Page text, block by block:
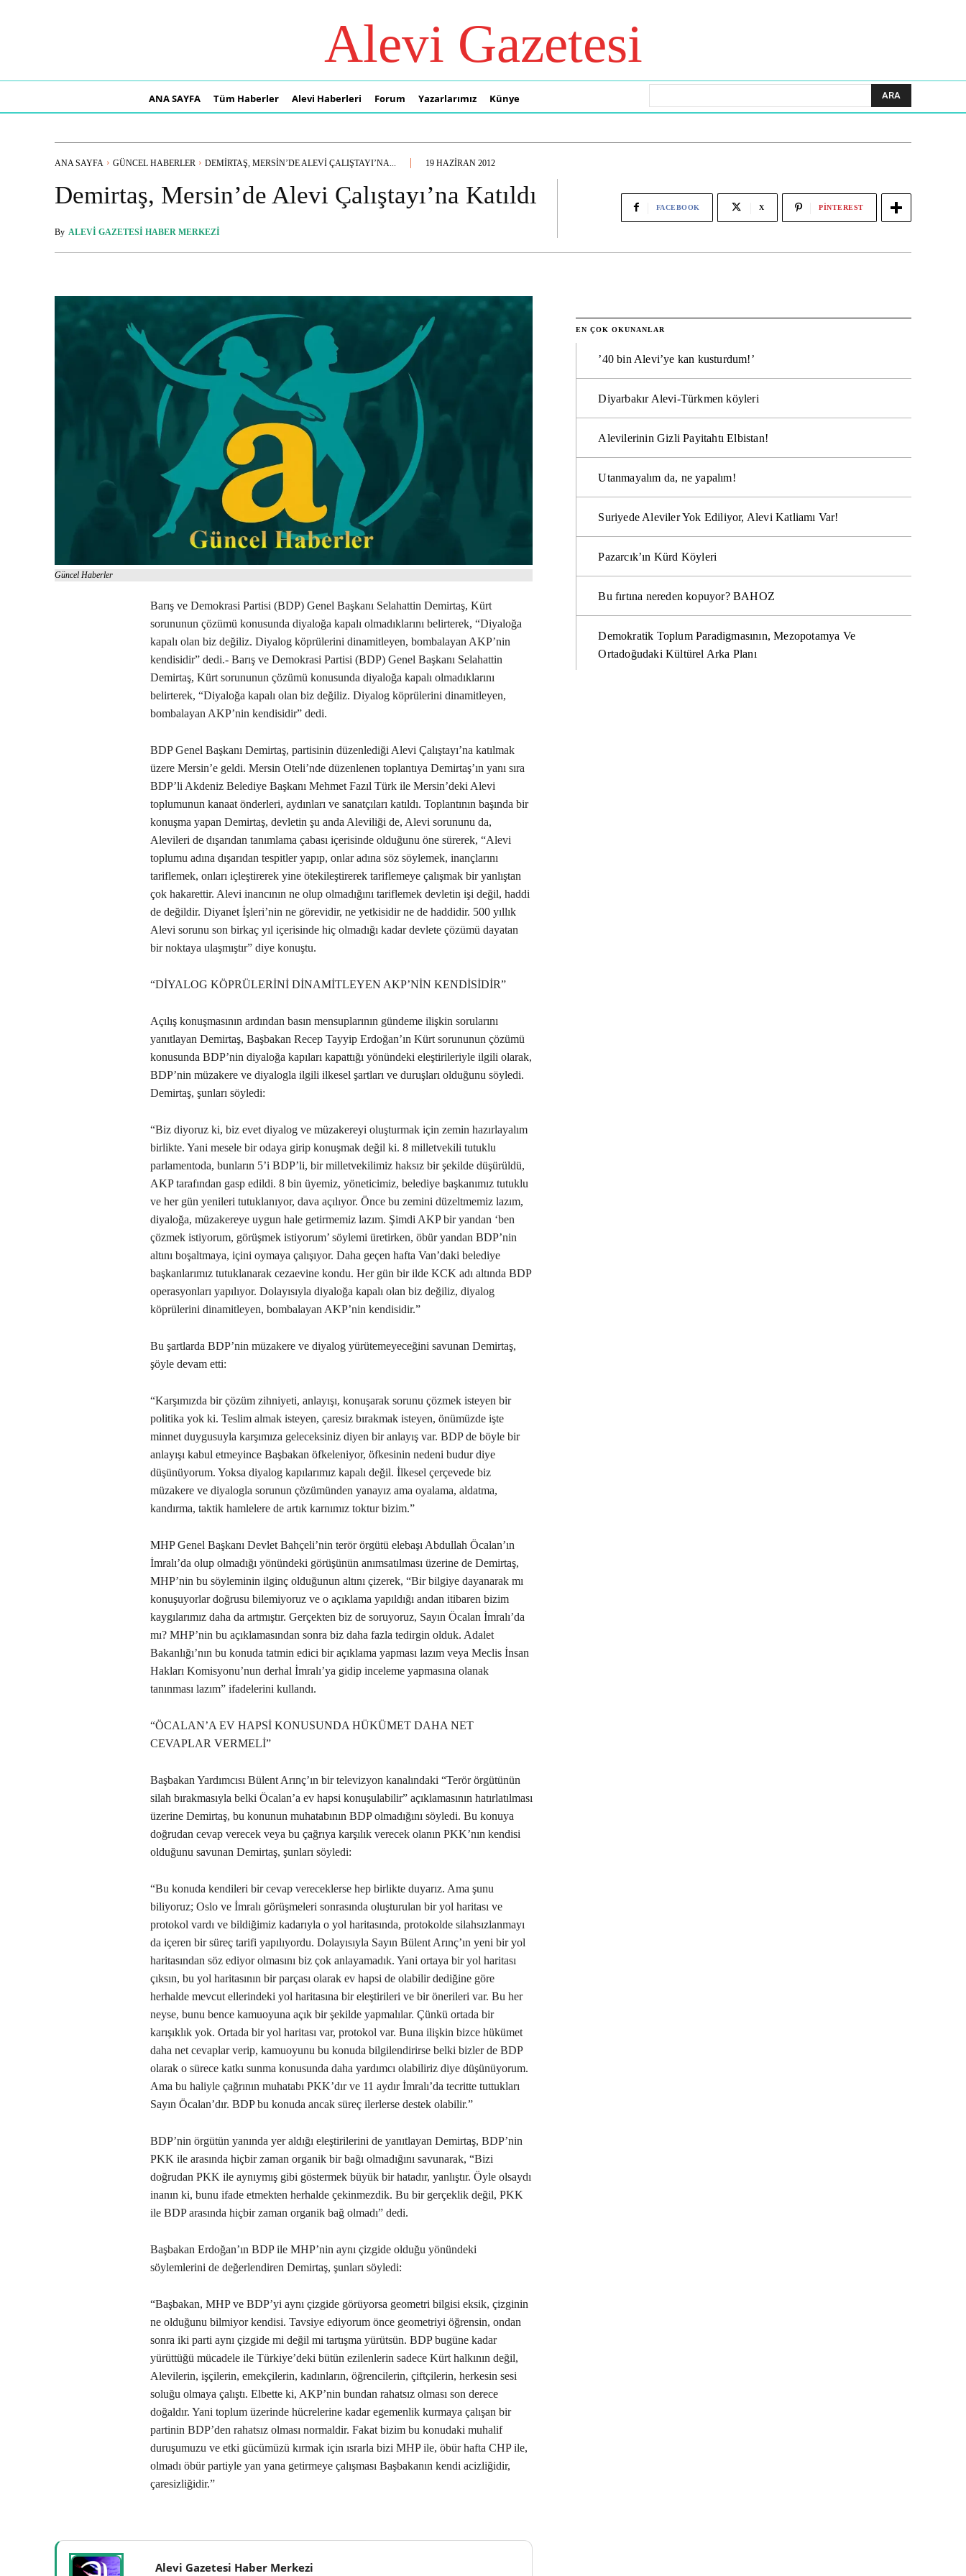
Alevi Gazetesi
ANA SAYFA Tüm Haberler Alevi Haberleri Forum Yazarlarımız Künye ARA
ANA SAYFA GÜNCEL HABERLER DEMIRTAŞ, MERSIN’DE ALEVI ÇALIŞTAYI’NA... 19 HAZIRAN 2012
Demirtaş, Mersin’de Alevi Çalıştayı’na Katıldı
By ALEVI GAZETESI HABER MERKEZI
FACEBOOK X PINTEREST
Güncel Haberler
Barış ve Demokrasi Partisi (BDP) Genel Başkanı Selahattin Demirtaş, Kürt
sorununun çözümü konusunda diyaloğa kapalı olmadıklarını belirterek, “Diyaloğa
kapalı olan biz değiliz. Diyalog köprülerini dinamitleyen, bombalayan AKP’nin
kendisidir” dedi.- Barış ve Demokrasi Partisi (BDP) Genel Başkanı Selahattin
Demirtaş, Kürt sorununun çözümü konusunda diyaloğa kapalı olmadıklarını
belirterek, “Diyaloğa kapalı olan biz değiliz. Diyalog köprülerini dinamitleyen,
bombalayan AKP’nin kendisidir” dedi.
BDP Genel Başkanı Demirtaş, partisinin düzenlediği Alevi Çalıştayı’na katılmak
üzere Mersin’e geldi. Mersin Oteli’nde düzenlenen toplantıya Demirtaş’ın yanı sıra
BDP’li Akdeniz Belediye Başkanı Mehmet Fazıl Türk ile Mersin’deki Alevi
toplumunun kanaat önderleri, aydınları ve sanatçıları katıldı. Toplantının başında bir
konuşma yapan Demirtaş, devletin şu anda Aleviliği de, Alevi sorununu da,
Alevileri de dışarıdan tanımlama çabası içerisinde olduğunu öne sürerek, “Alevi
toplumu adına dışarıdan tespitler yapıp, onlar adına söz söylemek, inançlarını
tariflemek, onları içleştirerek yine ötekileştirerek tariflemeye çalışmak bir yanlıştan
çok hakarettir. Alevi inancının ne olup olmadığını tariflemek devletin işi değil, haddi
de değildir. Diyanet İşleri’nin ne görevidir, ne yetkisidir ne de haddidir. 500 yıllık
Alevi sorunu son birkaç yıl içerisinde hiç olmadığı kadar devlete çözümü dayatan
bir noktaya ulaşmıştır” diye konuştu.
“DİYALOG KÖPRÜLERİNİ DİNAMİTLEYEN AKP’NİN KENDİSİDİR”
Açılış konuşmasının ardından basın mensuplarının gündeme ilişkin sorularını
yanıtlayan Demirtaş, Başbakan Recep Tayyip Erdoğan’ın Kürt sorununun çözümü
konusunda BDP’nin diyaloğa kapıları kapattığı yönündeki eleştirileriyle ilgili olarak,
BDP’nin müzakere ve diyalogla ilgili ilkesel şartları ve duruşları olduğunu söyledi.
Demirtaş, şunları söyledi:
“Biz diyoruz ki, biz evet diyalog ve müzakereyi oluşturmak için zemin hazırlayalım
birlikte. Yani mesele bir odaya girip konuşmak değil ki. 8 milletvekili tutuklu
parlamentoda, bunların 5’i BDP’li, bir milletvekilimiz haksız bir şekilde düşürüldü,
AKP tarafından gasp edildi. 8 bin üyemiz, yöneticimiz, belediye başkanımız tutuklu
ve her gün yenileri tutuklanıyor, dava açılıyor. Önce bu zemini düzeltmemiz lazım,
diyaloğa, müzakereye uygun hale getirmemiz lazım. Şimdi AKP bir yandan ‘ben
çözmek istiyorum, görüşmek istiyorum’ söylemi üretirken, öbür yandan BDP’nin
altını boşaltmaya, içini oymaya çalışıyor. Daha geçen hafta Van’daki belediye
başkanlarımız tutuklanarak cezaevine kondu. Her gün bir ilde KCK adı altında BDP
operasyonları yapılıyor. Dolayısıyla diyaloğa kapalı olan biz değiliz, diyalog
köprülerini dinamitleyen, bombalayan AKP’nin kendisidir.”
Bu şartlarda BDP’nin müzakere ve diyalog yürütemeyeceğini savunan Demirtaş,
şöyle devam etti:
“Karşımızda bir çözüm zihniyeti, anlayışı, konuşarak sorunu çözmek isteyen bir
politika yok ki. Teslim almak isteyen, çaresiz bırakmak isteyen, önümüzde işte
minnet duygusuyla karşımıza geleceksiniz diyen bir anlayış var. BDP de böyle bir
anlayışı kabul etmeyince Başbakan öfkeleniyor, öfkesinin nedeni budur diye
düşünüyorum. Yoksa diyalog kapılarımız kapalı değil. İlkesel çerçevede biz
müzakere ve diyalogla sorunun çözümünden yanayız ama oyalama, aldatma,
kandırma, taktik hamlelere de artık karnımız toktur bizim.”
MHP Genel Başkanı Devlet Bahçeli’nin terör örgütü elebaşı Abdullah Öcalan’ın
İmralı’da olup olmadığı yönündeki görüşünün anımsatılması üzerine de Demirtaş,
MHP’nin bu söyleminin ilginç olduğunun altını çizerek, “Bir bilgiye dayanarak mı
konuşuyorlar doğrusu bilemiyoruz ve o açıklama yapıldığı andan itibaren bizim
kaygılarımız daha da artmıştır. Gerçekten biz de soruyoruz, Sayın Öcalan İmralı’da
mı? MHP’nin bu açıklamasından sonra biz daha fazla tedirgin olduk. Adalet
Bakanlığı’nın bu konuda tatmin edici bir açıklama yapması lazım veya Meclis İnsan
Hakları Komisyonu’nun derhal İmralı’ya gidip inceleme yapmasına olanak
tanınması lazım” ifadelerini kullandı.
“ÖCALAN’A EV HAPSİ KONUSUNDA HÜKÜMET DAHA NET
CEVAPLAR VERMELİ”
Başbakan Yardımcısı Bülent Arınç’ın bir televizyon kanalındaki “Terör örgütünün
silah bırakmasıyla belki Öcalan’a ev hapsi konuşulabilir” açıklamasının hatırlatılması
üzerine Demirtaş, bu konunun muhatabının BDP olmadığını söyledi. Bu konuya
doğrudan cevap verecek veya bu çağrıya karşılık verecek olanın PKK’nın kendisi
olduğunu savunan Demirtaş, şunları söyledi:
“Bu konuda kendileri bir cevap vereceklerse hep birlikte duyarız. Ama şunu
biliyoruz; Oslo ve İmralı görüşmeleri sonrasında oluşturulan bir yol haritası ve
protokol vardı ve bildiğimiz kadarıyla o yol haritasında, protokolde silahsızlanmayı
da içeren bir süreç tarifi yapılıyordu. Dolayısıyla Sayın Bülent Arınç’ın yeni bir yol
haritasından söz ediyor olmasını biz çok anlayamadık. Yani ortaya bir yol haritası
çıksın, bu yol haritasının bir parçası olarak ev hapsi de olabilir dediğine göre
herhalde mevcut ellerindeki yol haritasına bir eleştirileri ve bir önerileri var. Bu her
neyse, bunu bence kamuoyuna açık bir şekilde yapmalılar. Çünkü ortada bir
karışıklık yok. Ortada bir yol haritası var, protokol var. Buna ilişkin bizce hükümet
daha net cevaplar verip, kamuoyunu bu konuda bilgilendirirse belki bizler de BDP
olarak o sürece katkı sunma konusunda daha yardımcı olabiliriz diye düşünüyorum.
Ama bu haliyle çağrının muhatabı PKK’dır ve 11 aydır İmralı’da tecritte tuttukları
Sayın Öcalan’dır. BDP bu konuda ancak süreç ilerlerse destek olabilir.”
BDP’nin örgütün yanında yer aldığı eleştirilerini de yanıtlayan Demirtaş, BDP’nin
PKK ile arasında hiçbir zaman organik bir bağı olmadığını savunarak, “Bizi
doğrudan PKK ile aynıymış gibi göstermek büyük bir hatadır, yanlıştır. Öyle olsaydı
inanın ki, bunu ifade etmekten herhalde çekinmezdik. Bu bir gerçeklik değil, PKK
ile BDP arasında hiçbir zaman organik bağ olmadı” dedi.
Başbakan Erdoğan’ın BDP ile MHP’nin aynı çizgide olduğu yönündeki
söylemlerini de değerlendiren Demirtaş, şunları söyledi:
“Başbakan, MHP ve BDP’yi aynı çizgide görüyorsa geometri bilgisi eksik, çizginin
ne olduğunu bilmiyor kendisi. Tavsiye ediyorum önce geometriyi öğrensin, ondan
sonra iki parti aynı çizgide mi değil mi tartışma yürütsün. BDP bugüne kadar
yürüttüğü mücadele ile Türkiye’deki bütün ezilenlerin sadece Kürt halkının değil,
Alevilerin, işçilerin, emekçilerin, kadınların, öğrencilerin, çiftçilerin, herkesin sesi
soluğu olmaya çalıştı. Elbette ki, AKP’nin bundan rahatsız olması son derece
doğaldır. Yani toplum üzerinde hücrelerine kadar egemenlik kurmaya çalışan bir
partinin BDP’den rahatsız olması normaldir. Fakat bizim bu konudaki muhalif
duruşumuzu ve etki gücümüzü kırmak için ısrarla bizi MHP ile, öbür hafta CHP ile,
olmadı öbür partiyle yan yana getirmeye çalışması Başbakanın kendi acizliğidir,
çaresizliğidir.”
Alevi Gazetesi Haber Merkezi
EN ÇOK OKUNANLAR
’40 bin Alevi’ye kan kusturdum!’
Diyarbakır Alevi-Türkmen köyleri
Alevilerinin Gizli Payitahtı Elbistan!
Utanmayalım da, ne yapalım!
Suriyede Aleviler Yok Ediliyor, Alevi Katliamı Var!
Pazarcık’ın Kürd Köyleri
Bu fırtına nereden kopuyor? BAHOZ
Demokratik Toplum Paradigmasının, Mezopotamya Ve
Ortadoğudaki Kültürel Arka Planı